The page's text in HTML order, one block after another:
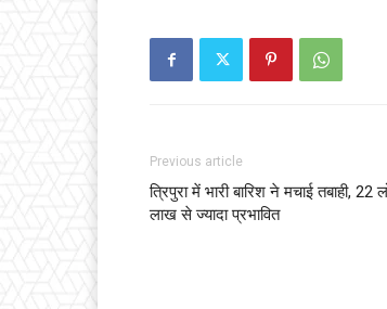
Previous article
त्रिपुरा में भारी बारिश ने मचाई तबाही, 22
लाख से ज्यादा प्रभावित